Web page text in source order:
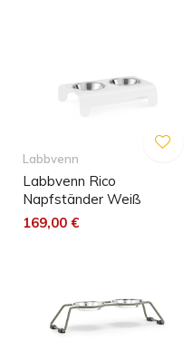
Labbvenn
Labbvenn Rico
Napfständer Weiß
169,00 €